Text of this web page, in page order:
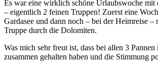
Es war eine wirklich schöne Urlaubswoche mit
– eigentlich 2 feinen Truppen! Zuerst eine
Gardasee und dann noch – bei der Heimreise –
Truppe durch die Dolomiten.
Was mich sehr freut ist, dass bei allen 3 Pannen
zusammen gehalten haben und die Stimmung